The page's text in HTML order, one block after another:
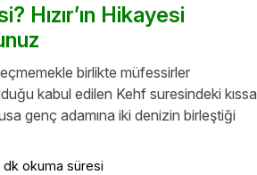
Hızır’ın Hikayesi
birlikte müfessirler
kabul edilen Kehf suresindeki kıssa
genç adamına iki denizin birleştiği
dk okuma süresi